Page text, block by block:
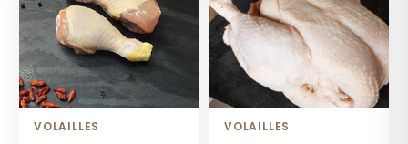
VOLAILLES VOLAILLES